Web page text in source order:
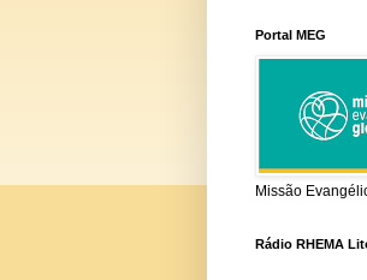
Portal MEG
Missão
Rádio RHEMA